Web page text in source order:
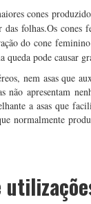
cones
folhas.Os cones
do cone
queda pode causar
nem asas que
não apresentam
a asas que
normalmente